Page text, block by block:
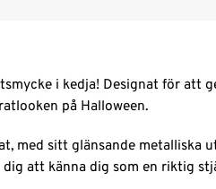
i kedja! Designat för att
på Halloween.
med sitt glänsande metalliska
att känna dig som en riktig